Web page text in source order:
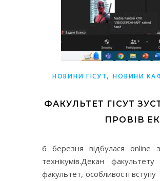
НОВИНИ ГІСУТ,НОВИНИ
ФАКУЛЬТЕТ ГІСУТ
ПРОВІВ
6 березня відбулася online
технікумів.Декан
факультет, особливості